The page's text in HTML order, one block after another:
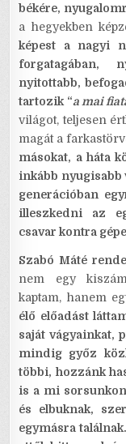
békére,
a hegyekben
képest a nagyi
forgatagában,
nyitottabb,
tartozik “a mai
világot, teljesen
magát a
másokat, a háta
inkább nyugisabb
generációban
illeszkedni az
csavar kontra
Szabó Máté
nem egy
kaptam, hanem
élő előadást
saját vágyainkat,
mindig győz
többi, hozzánk
is a mi
és elbuknak,
egymásra találnak.